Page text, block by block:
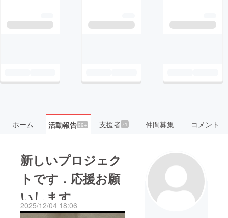
ホーム 活動報告99+ 支援者71 仲間募集 コメント
新しいプロジェク
トです．応援お願
いします
2025/12/04 18:06